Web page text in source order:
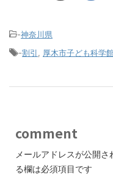
-神奈川県
-割引 厚木市子ども科学
comment
メールアドレスが公開さ
る欄は必須項目です